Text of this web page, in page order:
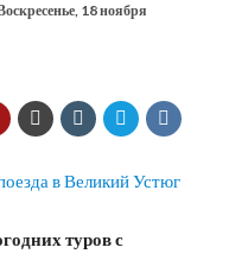
18 ноября
туров с